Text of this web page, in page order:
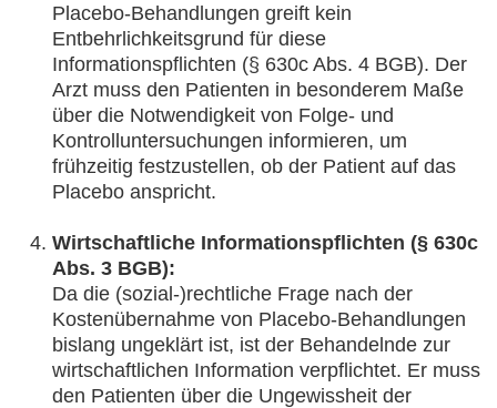
Placebo-Behandlungen greift kein
Entbehrlichkeitsgrund für diese
Informationspflichten (§ 630c Abs. 4 BGB). Der
Arzt muss den Patienten in besonderem Maße
über die Notwendigkeit von Folge- und
Kontrolluntersuchungen informieren, um
frühzeitig festzustellen, ob der Patient auf das
Placebo anspricht.
Wirtschaftliche Informationspflichten (§ 630c
Abs. 3 BGB):
Da die (sozial-)rechtliche Frage nach der
Kostenübernahme von Placebo-Behandlungen
bislang ungeklärt ist, ist der Behandelnde zur
wirtschaftlichen Information verpflichtet. Er muss
den Patienten über die Ungewissheit der